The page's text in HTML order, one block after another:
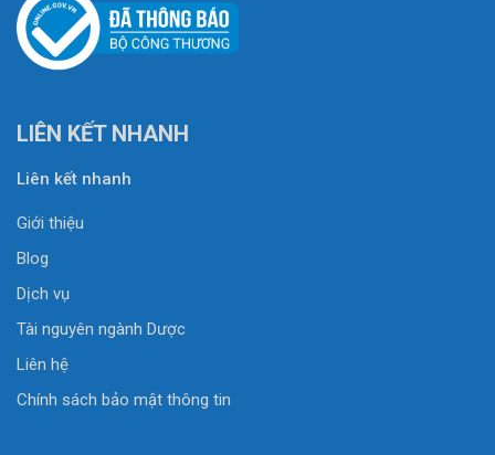
LIÊN KẾT NHANH
Liên kết nhanh
Giới thiệu
Blog
Dịch vụ
Tài nguyên ngành Dược
Liên hệ
Chính sách bảo mật thông tin